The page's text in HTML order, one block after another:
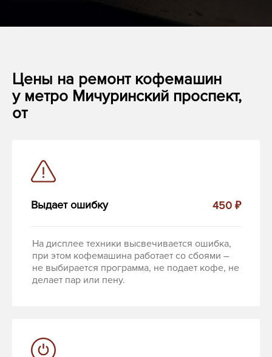
Цены на ремонт кофемашин
у метро Мичуринский проспект,
от
Выдает ошибку 450 ₽
На дисплее техники высвечивается ошибка,
при этом кофемашина работает со сбоями –
не выбирается программа, не подает кофе, не
делает пар или пену.